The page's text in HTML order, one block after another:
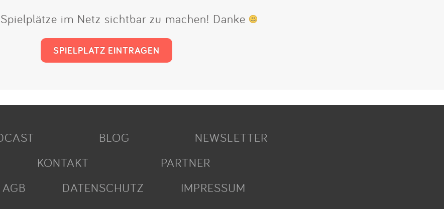
im Netz sichtbar zu machen! Danke
SPIELPLATZ EINTRAGEN
BLOG
NEWSLETTER
KONTAKT
PARTNER
AGB
DATENSCHUTZ IMPRESSUM